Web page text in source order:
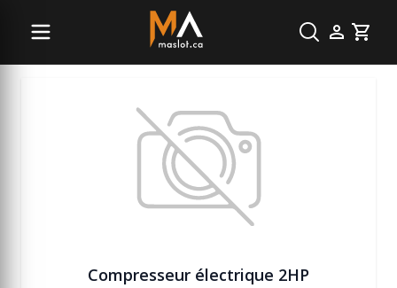
Cart
Pneumatique (air)
Compresseur électrique 2HP